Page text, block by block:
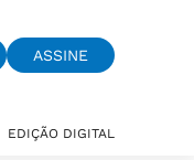
ASSINE
EDIÇÃO DIGITAL